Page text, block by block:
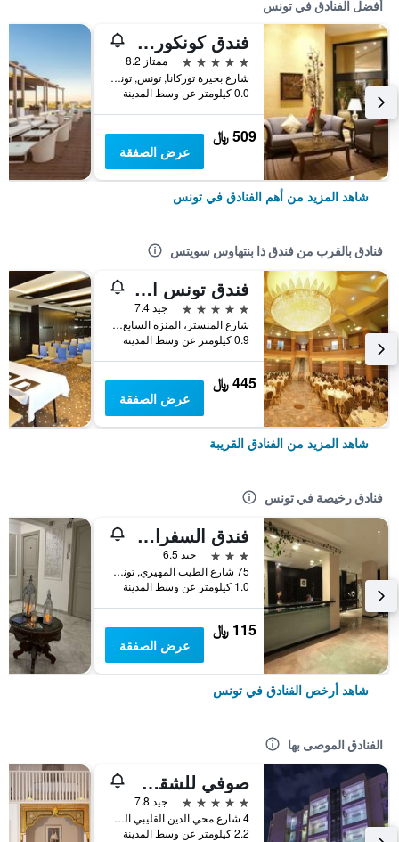
أفضل الفنادق في تونس
فندق كونكورد بيرجس دو لاك
5 نجوم
ممتاز 8.2
شارع بحيرة توركانا, تونس, تونس
0.0 كيلومتر عن وسط المدينة
509 ﷼
عرض الصفقة
شاهد المزيد من أهم الفنادق في تونس
فنادق بالقرب من فندق ذا بنتهاوس سويتس
فندق تونس الكبير
5 نجوم
جيد 7.4
شارع المنستر، المنزه السابع، أريانة, تونس, تونس
0.9 كيلومتر عن وسط المدينة
445 ﷼
عرض الصفقة
شاهد المزيد من الفنادق القريبة
فنادق رخيصة في تونس
فندق السفراء تونس
3 نجوم
جيد 6.5
75 شارع الطيب المهيري, تونس, تونس
1.0 كيلومتر عن وسط المدينة
115 ﷼
عرض الصفقة
شاهد أرخص الفنادق في تونس
الفنادق الموصى بها
صوفي للشقق الفندقية
5 نجوم
جيد 7.8
4 شارع محي الدين القليبي المنار 2, تونس, تونس
2.2 كيلومتر عن وسط المدينة